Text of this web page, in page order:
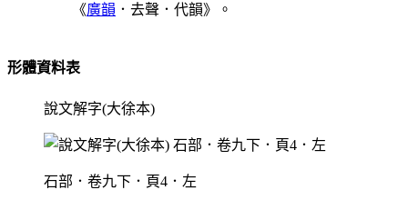
《廣韻 ．去聲．代韻》。
形體資料表
說文解字(大徐本)
石部．卷九下．頁4．左